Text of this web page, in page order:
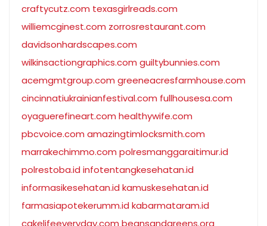
craftycutz.com texasgirlreads.com
williemcginest.com zorrosrestaurant.com
davidsonhardscapes.com
wilkinsactiongraphics.com guiltybunnies.com
acemgmtgroup.com greeneacresfarmhouse.com
cincinnatiukrainianfestival.com fullhousesa.com
oyaguerefineart.com healthywife.com
pbcvoice.com amazingtimlocksmith.com
marrakechimmo.com polresmanggaraitimur.id
polrestoba.id infotentangkesehatan.id
informasikesehatan.id kamuskesehatan.id
farmasiapotekerumm.id kabarmataram.id
cakelifeeveryday.com beansandgreens.org